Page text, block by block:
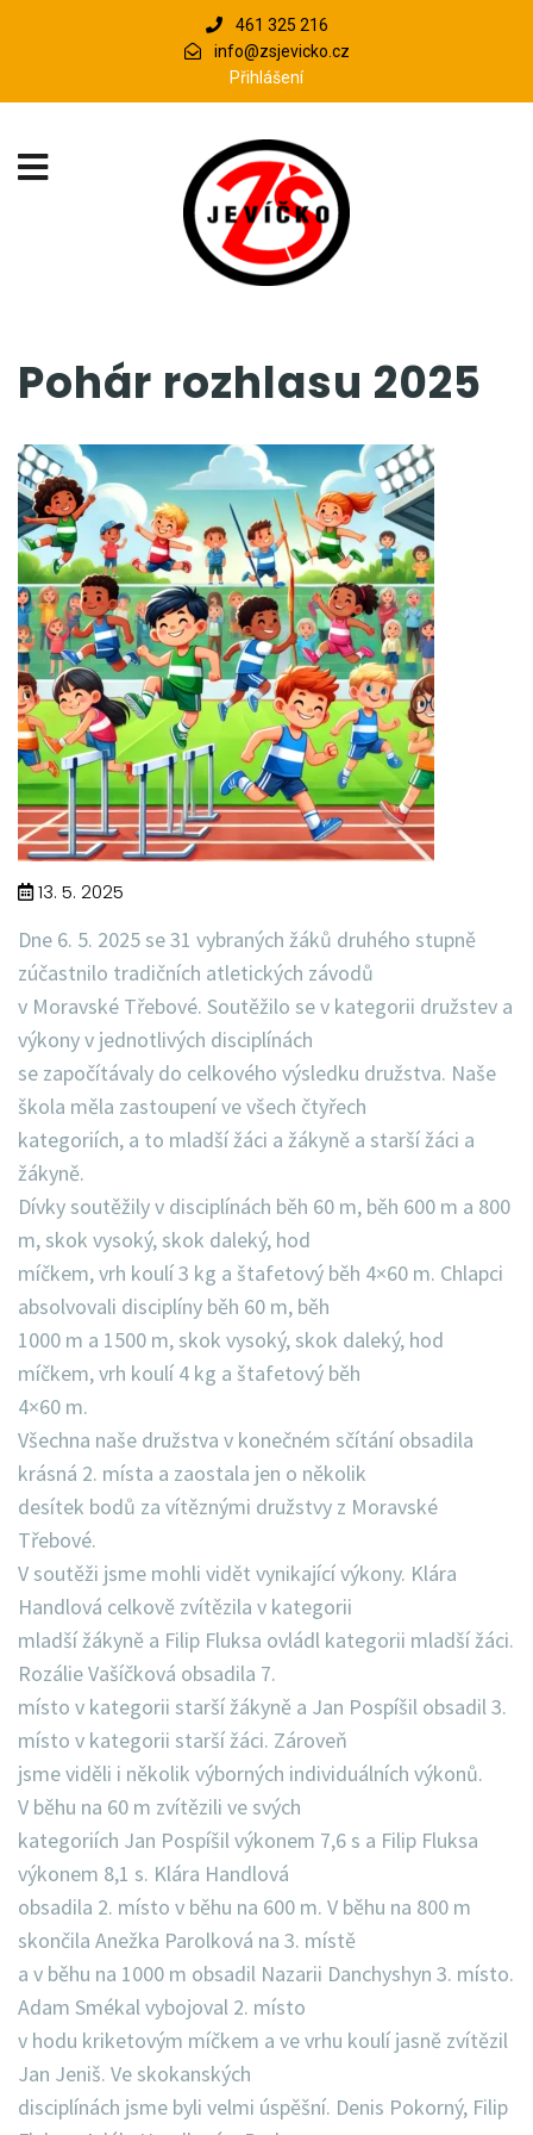
461 325 216
info@zsjevicko.cz
Přihlášení
Pohár rozhlasu 2025
13. 5. 2025
Dne 6. 5. 2025 se 31 vybraných žáků druhého stupně
zúčastnilo tradičních atletických závodů
v Moravské Třebové. Soutěžilo se v kategorii družstev a
výkony v jednotlivých disciplínách
se započítávaly do celkového výsledku družstva. Naše
škola měla zastoupení ve všech čtyřech
kategoriích, a to mladší žáci a žákyně a starší žáci a
žákyně.
Dívky soutěžily v disciplínách běh 60 m, běh 600 m a 800
m, skok vysoký, skok daleký, hod
míčkem, vrh koulí 3 kg a štafetový běh 4×60 m. Chlapci
absolvovali disciplíny běh 60 m, běh
1000 m a 1500 m, skok vysoký, skok daleký, hod
míčkem, vrh koulí 4 kg a štafetový běh
4×60 m.
Všechna naše družstva v konečném sčítání obsadila
krásná 2. místa a zaostala jen o několik
desítek bodů za vítěznými družstvy z Moravské
Třebové.
V soutěži jsme mohli vidět vynikající výkony. Klára
Handlová celkově zvítězila v kategorii
mladší žákyně a Filip Fluksa ovládl kategorii mladší žáci.
Rozálie Vašíčková obsadila 7.
místo v kategorii starší žákyně a Jan Pospíšil obsadil 3.
místo v kategorii starší žáci. Zároveň
jsme viděli i několik výborných individuálních výkonů.
V běhu na 60 m zvítězili ve svých
kategoriích Jan Pospíšil výkonem 7,6 s a Filip Fluksa
výkonem 8,1 s. Klára Handlová
obsadila 2. místo v běhu na 600 m. V běhu na 800 m
skončila Anežka Parolková na 3. místě
a v běhu na 1000 m obsadil Nazarii Danchyshyn 3. místo.
Adam Smékal vybojoval 2. místo
v hodu kriketovým míčkem a ve vrhu koulí jasně zvítězil
Jan Jeniš. Ve skokanských
disciplínách jsme byli velmi úspěšní. Denis Pokorný, Filip